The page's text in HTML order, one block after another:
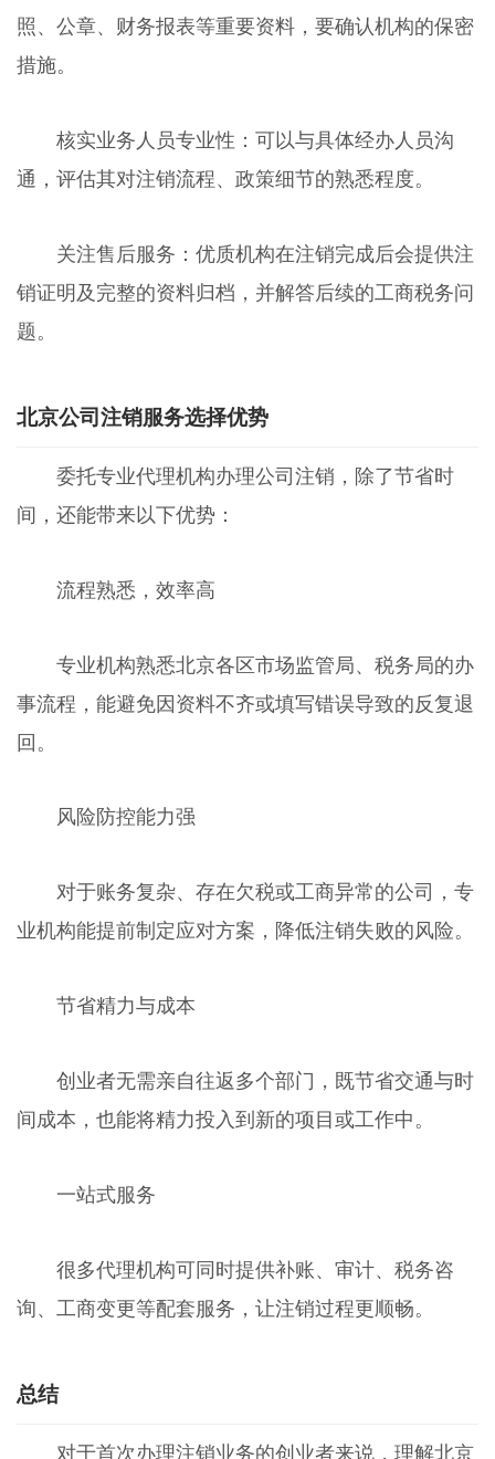
照、公章、财务报表等重要资料，要确认机构的保密
措施。
核实业务人员专业性：可以与具体经办人员沟
通，评估其对注销流程、政策细节的熟悉程度。
关注售后服务：优质机构在注销完成后会提供注
销证明及完整的资料归档，并解答后续的工商税务问
题。
北京公司注销服务选择优势
委托专业代理机构办理公司注销，除了节省时
间，还能带来以下优势：
流程熟悉，效率高
专业机构熟悉北京各区市场监管局、税务局的办
事流程，能避免因资料不齐或填写错误导致的反复退
回。
风险防控能力强
对于账务复杂、存在欠税或工商异常的公司，专
业机构能提前制定应对方案，降低注销失败的风险。
节省精力与成本
创业者无需亲自往返多个部门，既节省交通与时
间成本，也能将精力投入到新的项目或工作中。
一站式服务
很多代理机构可同时提供补账、审计、税务咨
询、工商变更等配套服务，让注销过程更顺畅。
总结
对于首次办理注销业务的创业者来说，理解北京